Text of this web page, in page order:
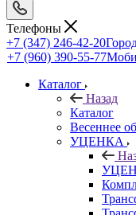
Телефоны
+7 (347) 246-42-20
+7 (960) 390-55-77
Каталог
Назад
Каталог
Весеннее
УЦЕНКА